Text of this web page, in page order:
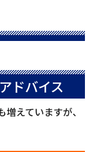
ドバイス
えていますが、